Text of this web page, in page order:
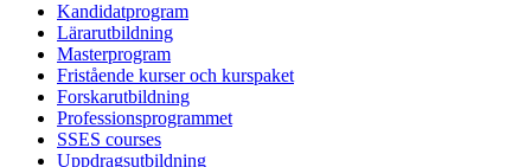
Kandidatprogram
Lärarutbildning
Masterprogram
Fristående kurser och kurspaket
Forskarutbildning
Professionsprogrammet
SSES courses
Uppdragsutbildning